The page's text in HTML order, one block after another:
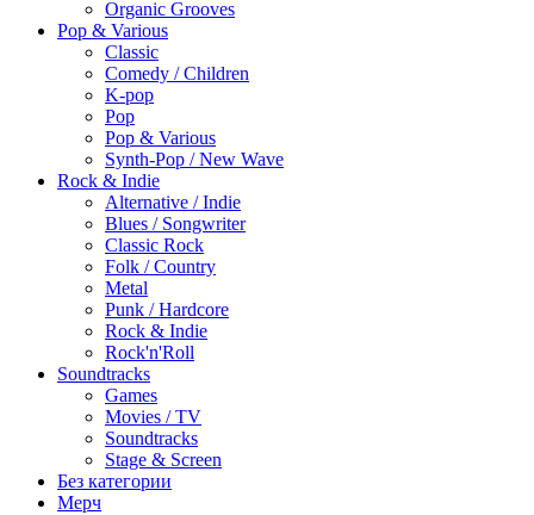
Organic Grooves
Pop & Various
Classic
Comedy / Children
K-pop
Pop
Pop & Various
Synth-Pop / New Wave
Rock & Indie
Alternative / Indie
Blues / Songwriter
Classic Rock
Folk / Country
Metal
Punk / Hardcore
Rock & Indie
Rock'n'Roll
Soundtracks
Games
Movies / TV
Soundtracks
Stage & Screen
Без категории
Мерч